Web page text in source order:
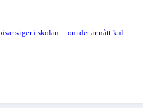
säger i skolan.....om det är nått kul